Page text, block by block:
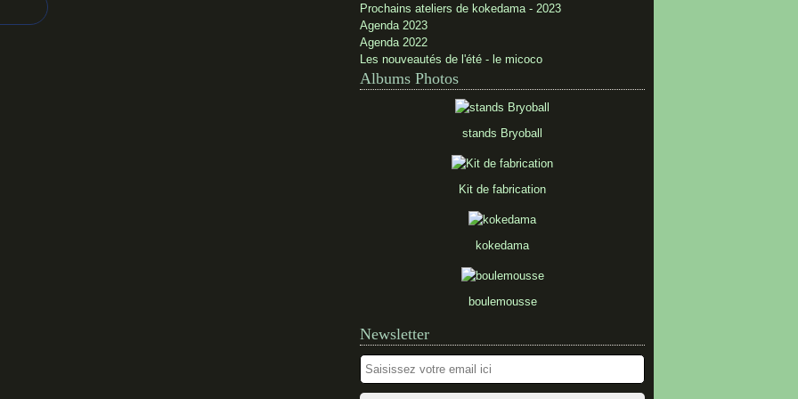
Prochains ateliers de kokedama - 2023
Agenda 2023
Agenda 2022
Les nouveautés de l'été - le micoco
Albums Photos
stands Bryoball
Kit de fabrication
kokedama
boulemousse
Newsletter